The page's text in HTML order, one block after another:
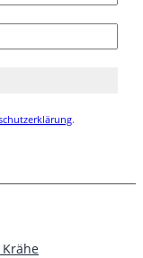
.